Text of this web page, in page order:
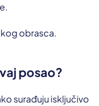
obrasca.
posao?
surađuju isključivo